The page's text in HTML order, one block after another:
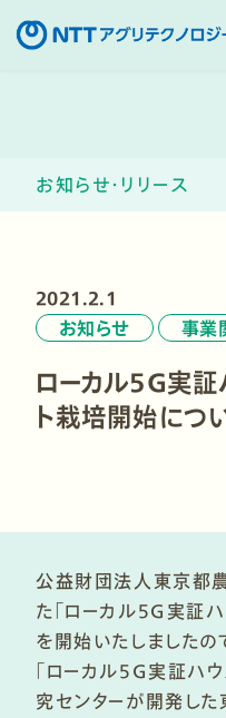
お知らせ・リリース
2021.2.1
お知らせ
事業
ローカル５Ｇ実
ト栽培開始につ
公益財団法人東京都
た「ローカル５G実証
を開始いたしましたの
「ローカル５G実証ハ
究センターが開発した